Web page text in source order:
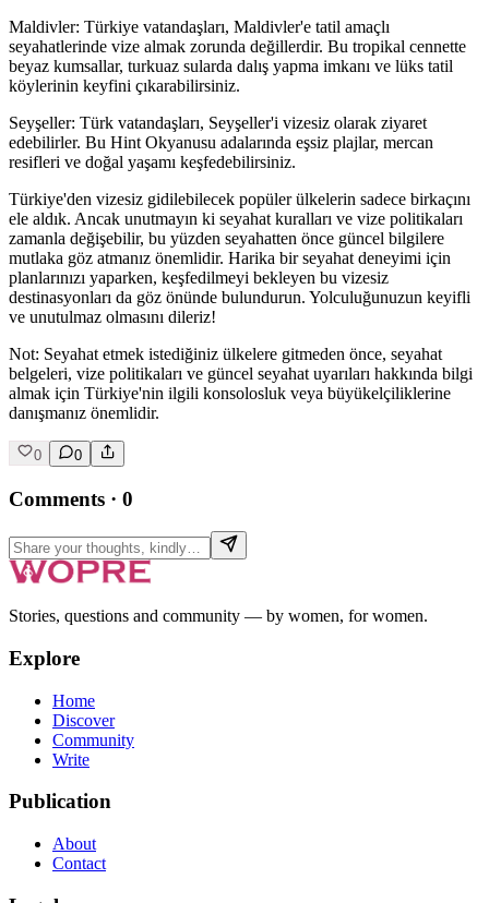
Maldivler: Türkiye vatandaşları, Maldivler'e tatil amaçlı
seyahatlerinde vize almak zorunda değillerdir. Bu tropikal cennette
beyaz kumsallar, turkuaz sularda dalış yapma imkanı ve lüks tatil
köylerinin keyfini çıkarabilirsiniz.
Seyşeller: Türk vatandaşları, Seyşeller'i vizesiz olarak ziyaret
edebilirler. Bu Hint Okyanusu adalarında eşsiz plajlar, mercan
resifleri ve doğal yaşamı keşfedebilirsiniz.
Türkiye'den vizesiz gidilebilecek popüler ülkelerin sadece birkaçını
ele aldık. Ancak unutmayın ki seyahat kuralları ve vize politikaları
zamanla değişebilir, bu yüzden seyahatten önce güncel bilgilere
mutlaka göz atmanız önemlidir. Harika bir seyahat deneyimi için
planlarınızı yaparken, keşfedilmeyi bekleyen bu vizesiz
destinasyonları da göz önünde bulundurun. Yolculuğunuzun keyifli
ve unutulmaz olmasını dileriz!
Not: Seyahat etmek istediğiniz ülkelere gitmeden önce, seyahat
belgeleri, vize politikaları ve güncel seyahat uyarıları hakkında bilgi
almak için Türkiye'nin ilgili konsolosluk veya büyükelçiliklerine
danışmanız önemlidir.
0 0
Comments · 0
Stories, questions and community — by women, for women.
Explore
Home
Discover
Community
Write
Publication
About
Contact